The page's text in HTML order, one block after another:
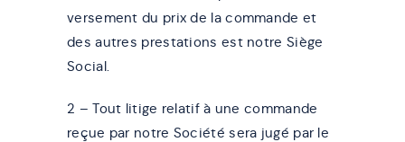
versement du prix de la commande et
des autres prestations est notre Siège
Social.
2 – Tout litige relatif à une commande
reçue par notre Société sera jugé par le